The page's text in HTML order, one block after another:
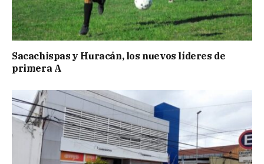
Sacachispas y Huracán, los nuevos líderes de
primera A